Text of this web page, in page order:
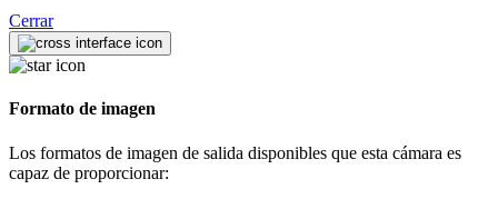
Cerrar
Formato de imagen
Los formatos de imagen de salida disponibles que esta cámara es
capaz de proporcionar: